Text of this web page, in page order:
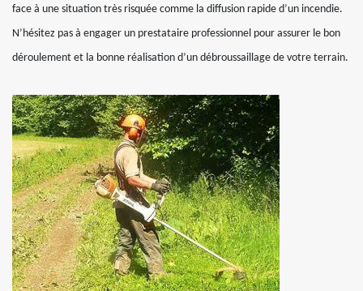
face à une situation très risquée comme la diffusion rapide d’un incendie.
N’hésitez pas à engager un prestataire professionnel pour assurer le bon
déroulement et la bonne réalisation d’un débroussaillage de votre terrain.